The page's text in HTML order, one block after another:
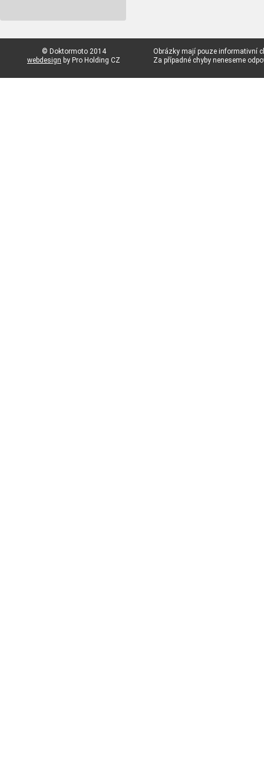
© Doktormoto 2014
webdesign by Pro Holding CZ
Obrázky mají pouze informativní
Za případné chyby neneseme